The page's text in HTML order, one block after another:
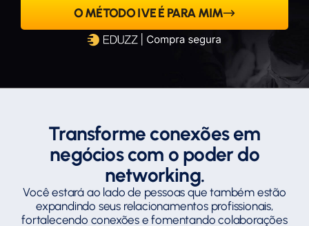
O MÉTODO IVE É PARA MIM
Transforme conexões em
negócios com o poder do
networking.
Você estará ao lado de pessoas que também estão
expandindo seus relacionamentos profissionais,
fortalecendo conexões e fomentando colaborações